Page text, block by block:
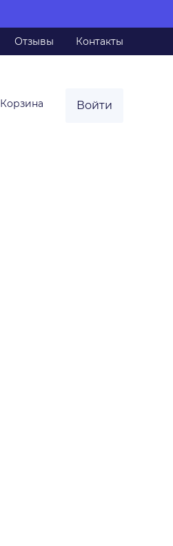
Отзывы Контакты
Корзина Войти